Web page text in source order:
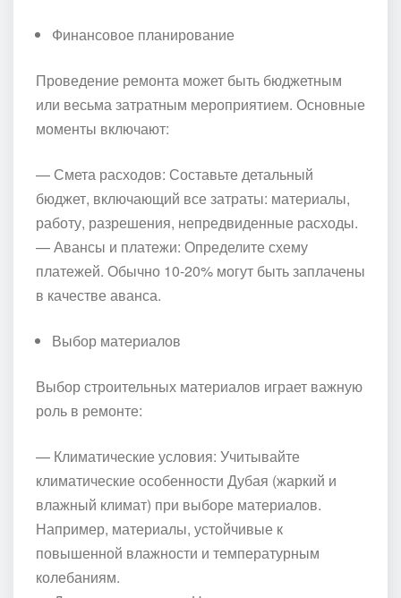
Финансовое планирование
Проведение ремонта может быть бюджетным
или весьма затратным мероприятием. Основные
моменты включают:
— Смета расходов: Составьте детальный
бюджет, включающий все затраты: материалы,
работу, разрешения, непредвиденные расходы.
— Авансы и платежи: Определите схему
платежей. Обычно 10-20% могут быть заплачены
в качестве аванса.
Выбор материалов
Выбор строительных материалов играет важную
роль в ремонте:
— Климатические условия: Учитывайте
климатические особенности Дубая (жаркий и
влажный климат) при выборе материалов.
Например, материалы, устойчивые к
повышенной влажности и температурным
колебаниям.